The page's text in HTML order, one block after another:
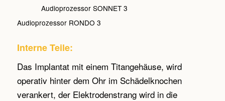
Audioprozessor SONNET 3
Audioprozessor RONDO 3
Interne Teile:
Das Implantat mit einem Titangehäuse, wird
operativ hinter dem Ohr im Schädelknochen
verankert, der Elektrodenstrang wird in die